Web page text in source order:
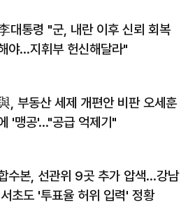
대통령 "군, 내란 이후 신뢰 회복
야…지휘부 헌신해달라"
, 부동산 세제 개편안 비판 오세훈
'맹공'…"공급 억제기"
수본, 선관위 9곳 추가 압색…강남
서초도 '투표율 허위 입력' 정황